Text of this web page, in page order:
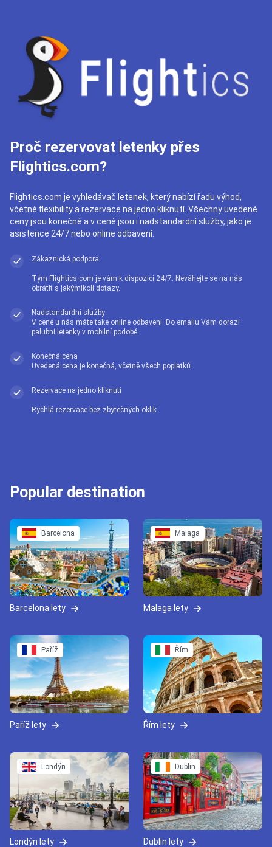
Proč rezervovat letenky přes
Flightics.com?
Flightics.com je vyhledávač letenek, který nabízí řadu výhod,
včetně flexibility a rezervace na jedno kliknutí. Všechny uvedené
ceny jsou konečné a v ceně jsou i nadstandardní služby, jako je
asistence 24/7 nebo online odbavení.
Zákaznická podpora
Tým Flightics.com je vám k dispozici 24/7. Neváhejte se na nás
obrátit s jakýmikoli dotazy.
Nadstandardní služby
V ceně u nás máte také online odbavení. Do emailu Vám dorazí
palubní letenky v mobilní podobě.
Konečná cena
Uvedená cena je konečná, včetně všech poplatků.
Rezervace na jedno kliknutí
Rychlá rezervace bez zbytečných oklik.
Popular destination
Barcelona
Barcelona lety
Malaga
Malaga lety
Paříž
Paříž lety
Řím
Řím lety
Londýn
Londýn lety
Dublin
Dublin lety